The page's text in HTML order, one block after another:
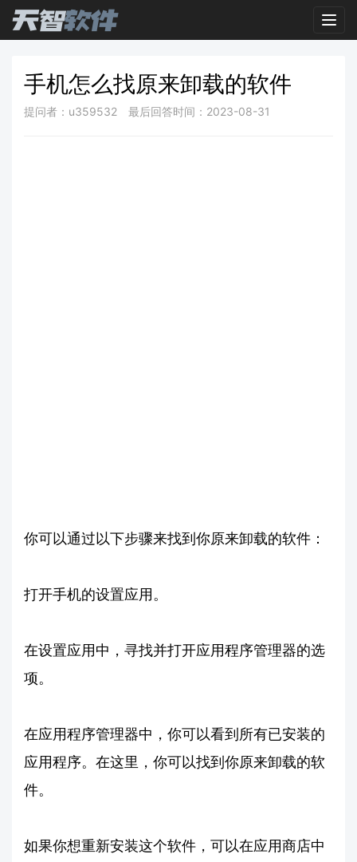
手机怎么找原来卸载的软件
提问者：u359532 最后回答时间：2023-08-31
你可以通过以下步骤来找到你原来卸载的软件：
打开手机的设置应用。
在设置应用中，寻找并打开应用程序管理器的选
项。
在应用程序管理器中，你可以看到所有已安装的
应用程序。在这里，你可以找到你原来卸载的软
件。
如果你想重新安装这个软件，可以在应用商店中